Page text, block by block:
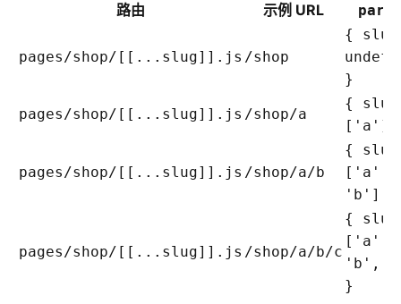
路由
示例 URL
pages/shop/[[...slug]].js /shop
{
}
pages/shop/[[...slug]].js /shop/a
{
['a']
pages/shop/[[...slug]].js /shop/a/b
{
['a',
'b'] }
pages/shop/[[...slug]].js /shop/a/b/c
{
['a',
'b',
}